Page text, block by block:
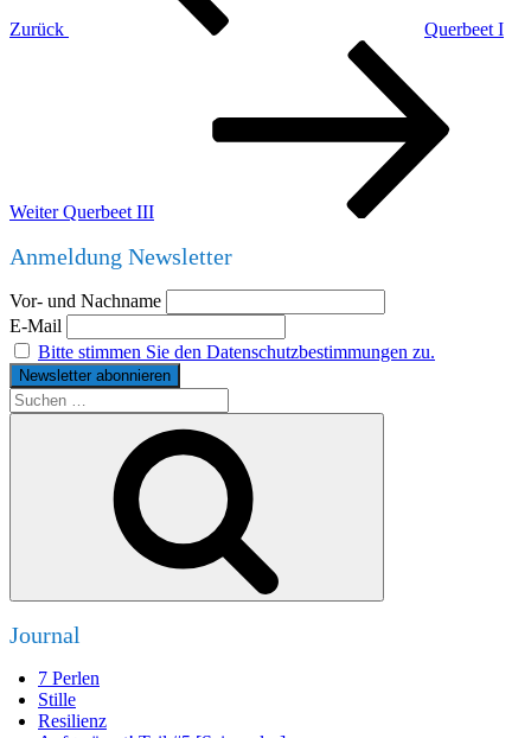
Zurück
Querbeet I
Weiter Querbeet III
Anmeldung Newsletter
Vor- und Nachname
E-Mail
Bitte stimmen Sie den Datenschutzbestimmungen zu.
Suche
nach:
Journal
7 Perlen
Stille
Resilienz